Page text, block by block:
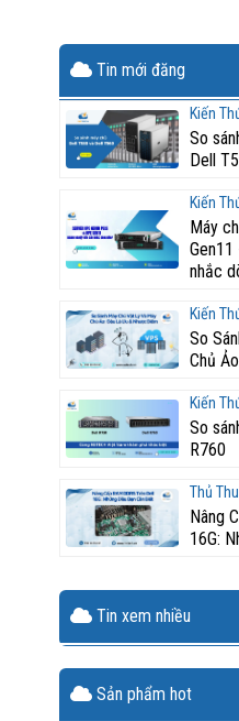
Tin mới đăng
Kiến
So
Dell
Kiến
Máy
Gen11
nhắc
Kiến
So
Chủ
Kiến
So
R760
Thủ
Nâng
16G:
Tin xem nhiều
Sản phẩm hot